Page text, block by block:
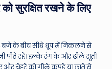
सुरक्षित रखने के लिए
बजे के बीच सीधे धूप में निकलने से
पीते रहें। हल्के रंग के और ढीले सूती
और चेहरे को गीले कपड़े या छाते से